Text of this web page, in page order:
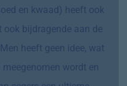
en kwaad) heeft ook
ook bijdragende aan de
heeft geen idee, wat
wordt en